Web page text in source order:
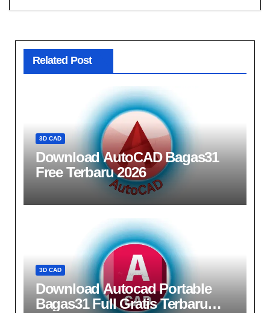
Related Post
3D CAD
Download AutoCAD Bagas31​
Free Terbaru 2026
3D CAD
Download Autocad Portable
Bagas31​​ Full Gratis Terbaru